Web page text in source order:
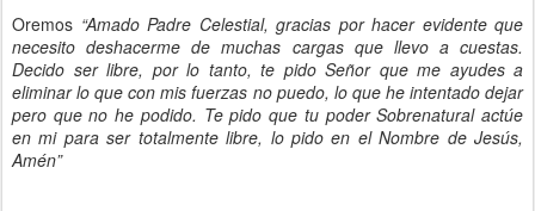
Oremos “Amado Padre Celestial, gracias por hacer evidente que
necesito deshacerme de muchas cargas que llevo a cuestas.
Decido ser libre, por lo tanto, te pido Señor que me ayudes a
eliminar lo que con mis fuerzas no puedo, lo que he intentado dejar
pero que no he podido. Te pido que tu poder Sobrenatural actúe
en mi para ser totalmente libre, lo pido en el Nombre de Jesús,
Amén”